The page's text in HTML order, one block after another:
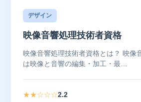
デザイン
映像音響処理技術者資格
映像音響処理技術者資格とは？ 映像
は映像と音響の編集・加工・最…
★★☆☆☆2.2